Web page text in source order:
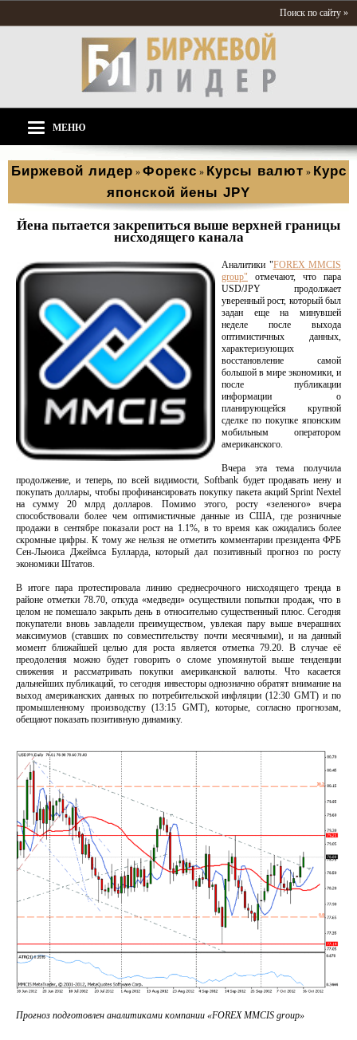
Поиск по сайту »
МЕНЮ
Биржевой лидер » Форекс » Курсы валют » Курс
японской йены JPY
Йена пытается закрепиться выше верхней границы
нисходящего канала
Аналитики "FOREX MMCIS
group" отмечают, что пара
USD/JPY продолжает
уверенный рост, который был
задан еще на минувшей
неделе после выхода
оптимистичных данных,
характеризующих
восстановление самой
большой в мире экономики, и
после публикации
информации о
планирующейся крупной
сделке по покупке японским
мобильным оператором
американского.
Вчера эта тема получила
продолжение, и теперь, по всей видимости, Softbank будет продавать иену и
покупать доллары, чтобы профинансировать покупку пакета акций Sprint Nextel
на сумму 20 млрд долларов. Помимо этого, росту «зеленого» вчера
способствовали более чем оптимистичные данные из США, где розничные
продажи в сентябре показали рост на 1.1%, в то время как ожидались более
скромные цифры. К тому же нельзя не отметить комментарии президента ФРБ
Сен-Льюиса Джеймса Булларда, который дал позитивный прогноз по росту
экономики Штатов.
В итоге пара протестировала линию среднесрочного нисходящего тренда в
районе отметки 78.70, откуда «медведи» осуществили попытки продаж, что в
целом не помешало закрыть день в относительно существенный плюс. Сегодня
покупатели вновь завладели преимуществом, увлекая пару выше вчерашних
максимумов (ставших по совместительству почти месячными), и на данный
момент ближайшей целью для роста является отметка 79.20. В случае её
преодоления можно будет говорить о сломе упомянутой выше тенденции
снижения и рассматривать покупки американской валюты. Что касается
дальнейших публикаций, то сегодня инвесторы однозначно обратят внимание на
выход американских данных по потребительской инфляции (12:30 GMT) и по
промышленному производству (13:15 GMT), которые, согласно прогнозам,
обещают показать позитивную динамику.
Прогноз подготовлен аналитиками компании «FOREX MMCIS group»